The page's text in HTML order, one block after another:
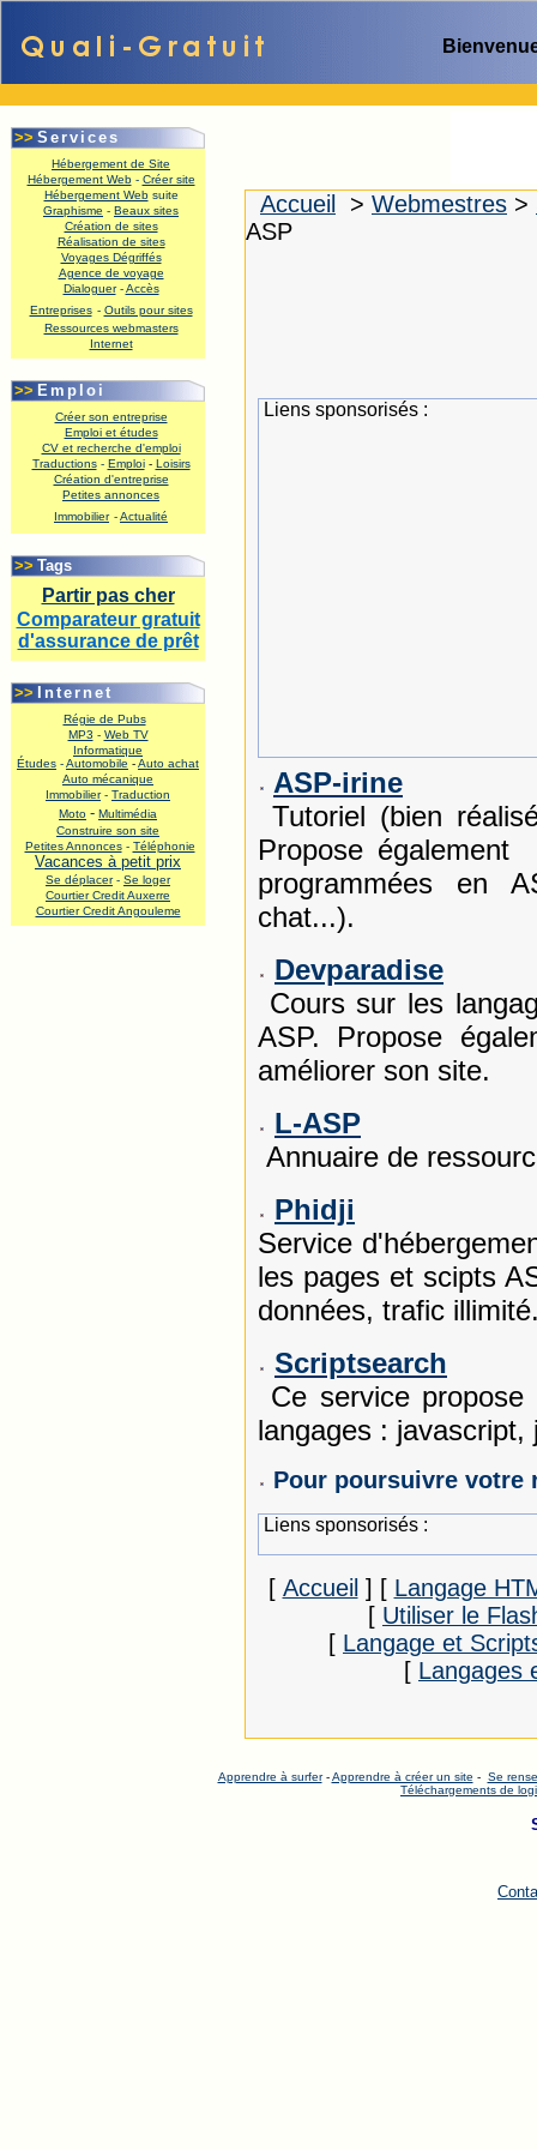
>> Services
Hébergement de Site
Hébergement Web- Créer site
Hébergement Websuite
Graphisme - Beaux sites
Création de sites
Réalisation de sites
Voyages Dégriffés
Agence de voyage
Dialoguer-Accès
Entreprises - Outils pour sites
Ressources webmasters
Internet
>> Emploi
Créer son entreprise
Emploi et études
CV et recherche d'emploi
Traductions- Emploi- Loisirs
Création d'entreprise
Petites annonces
Immobilier -Actualité
>> Tags
Partir pas cher
Comparateur gratuit
d'assurance de prêt
>> Internet
Régie de Pubs
MP3 - Web TV
Informatique
Études -Automobile -Auto achat
Auto mécanique
Immobilier- Traduction
Moto - Multimédia
Construire son site
Petites Annonces- Téléphonie
Vacances à petit prix
Se déplacer- Se loger
Courtier Credit Auxerre
Courtier Credit Angouleme
Accueil > Webmestres >
ASP
Liens sponsorisés :
ASP-irine
Tutoriel (bien
Propose également
programmées en
chat...).
Devparadise
Cours sur les
ASP. Propose
améliorer son site.
L-ASP
Annuaire de
Phidji
Service
les pages et scipts
données, trafic
Scriptsearch
Ce service
langages :
Pour poursuivre votre
Liens sponsorisés :
[ Accueil ] [ Langage
[ Utiliser le
[ Langage et
[ Langages
Apprendre à surfer-Apprendre à créer un site - Se
Téléchargements de